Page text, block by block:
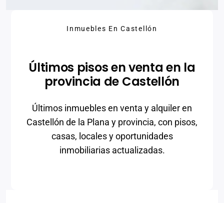
Inmuebles En Castellón
Últimos pisos en venta en la
provincia de Castellón
Últimos inmuebles en venta y alquiler en
Castellón de la Plana y provincia, con pisos,
casas, locales y oportunidades
inmobiliarias actualizadas.